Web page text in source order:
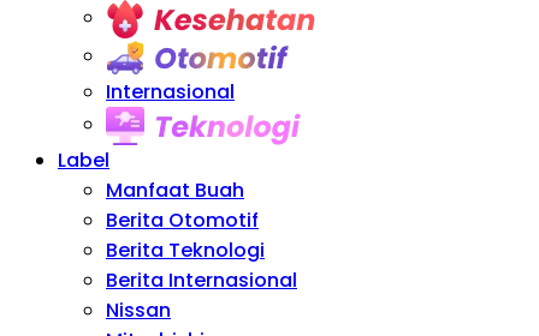
Internasional
Label
Manfaat Buah
Berita Otomotif
Berita Teknologi
Berita Internasional
Nissan